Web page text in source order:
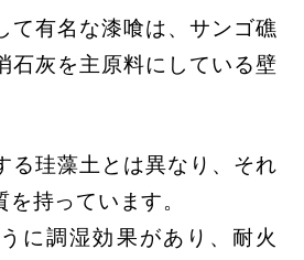
て有名な漆喰は、サンゴ礁
石灰を主原料にしている壁
る珪藻土とは異なり、それ
を持っています。
に調湿効果があり、耐火